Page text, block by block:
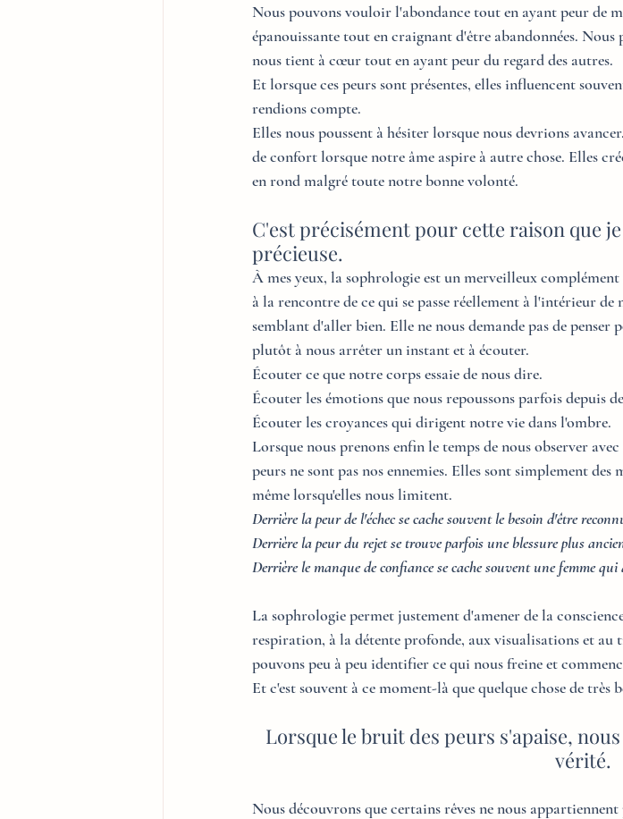
Nous pouvons vouloir l'abondance tout en ayant peur de
épanouissante tout en craignant d'être abandonnées.
nous tient à cœur tout en ayant peur du regard des autres.
Et lorsque ces peurs sont présentes, elles influencent
rendions compte.
Elles nous poussent à hésiter lorsque nous devrions
de confort lorsque notre âme aspire à autre chose. Elles
en rond malgré toute notre bonne volonté.
C'est précisément pour cette raison que
précieuse.
À mes yeux, la sophrologie est un merveilleux
à la rencontre de ce qui se passe réellement à l'intérieur de
semblant d'aller bien. Elle ne nous demande pas de
plutôt à nous arrêter un instant et à écouter.
Écouter ce que notre corps essaie de nous dire.
Écouter les émotions que nous repoussons parfois depuis
Écouter les croyances qui dirigent notre vie dans l'ombre.
Lorsque nous prenons enfin le temps de nous observer
peurs ne sont pas nos ennemies. Elles sont simplement des
même lorsqu'elles nous limitent.
Derrière la peur de l'échec se cache souvent le besoin d'être
Derrière la peur du rejet se trouve parfois une blessure plus
Derrière le manque de confiance se cache souvent une femme
La sophrologie permet justement d'amener de la
respiration, à la détente profonde, aux visualisations et au
pouvons peu à peu identifier ce qui nous freine et
Et c'est souvent à ce moment-là que quelque chose de très
Lorsque le bruit des peurs s'apaise,
vérité.
Nous découvrons que certains rêves ne nous